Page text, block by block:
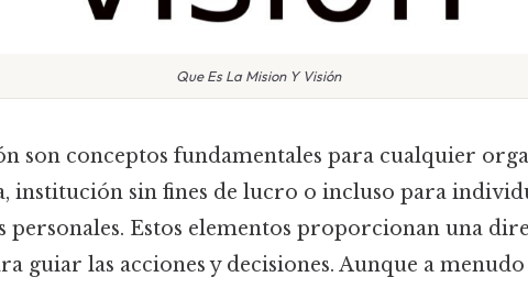
Que Es La Mision Y Visión
son conceptos fundamentales para cualquier
institución sin fines de lucro o incluso para
personales. Estos elementos proporcionan una
guiar las acciones y decisiones. Aunque a menudo